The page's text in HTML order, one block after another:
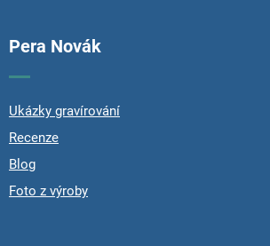
Pera Novák
Ukázky gravírování
Recenze
Blog
Foto z výroby